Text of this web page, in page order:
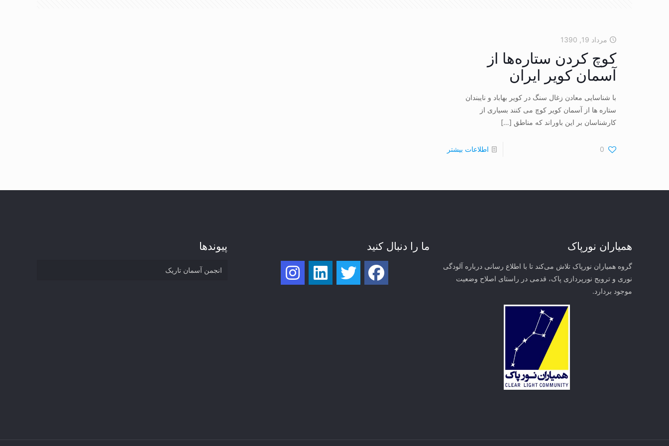
مرداد 19, 1390
کوچ کردن ستاره‌ها از
آسمان کویر ایران
با شناسایی معادن زغال سنگ در کویر بهاباد و نایبندان
ستاره ها از آسمان کویر کوچ می کنند بسیاری از
کارشناسان بر این باوراند که مناطق […]
0 اطلاعات بیشتر
همیاران نورپاک
گروه همیاران نورپاک تلاش می‌کند تا با اطلاع رسانی درباره آلودگی
نوری و ترویج نورپردازی پاک، قدمی در راستای‌ اصلاح وضعیت
موجود بردارد.
ما را دنبال کنید پیوند‌ها
انجمن آسمان تاریک